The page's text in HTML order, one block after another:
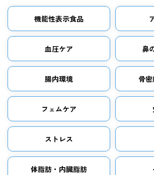
機能性表示食品
血圧ケア 鼻
腸内環境 骨
フェムケア
ストレス
体脂肪・内臓脂肪